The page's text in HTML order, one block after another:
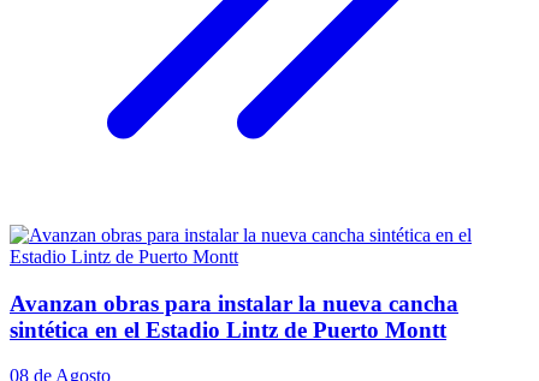
Avanzan obras para instalar la nueva cancha
sintética en el Estadio Lintz de Puerto Montt
08 de Agosto